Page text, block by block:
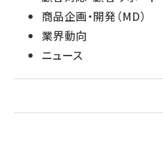
商品企画・開発（MD）
業界動向
ニュース